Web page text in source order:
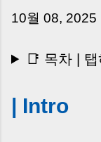
는 날’이 아니
제가 중개 현장
어떤 분은 이
10월 08, 2025
📑 목차 |
| Intro